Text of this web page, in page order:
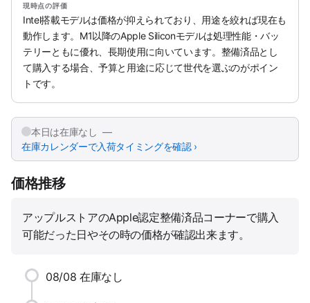
現時点の評価
Intel搭載モデルは価格が抑えられており、用途を絞れば現在も
動作します。M1以降のApple Siliconモデルは処理性能・バッ
テリーともに優れ、長期使用に向いています。整備済品とし
て購入する場合、予算と用途に応じて世代を選ぶのがポイン
トです。
本日は在庫なし —
在庫カレンダーで入荷タイミングを確認 ›
価格推移
アップルストアのApple認定整備済品コーナーで購入
可能だった日やその時の価格が確認出来ます。
08/08 在庫なし